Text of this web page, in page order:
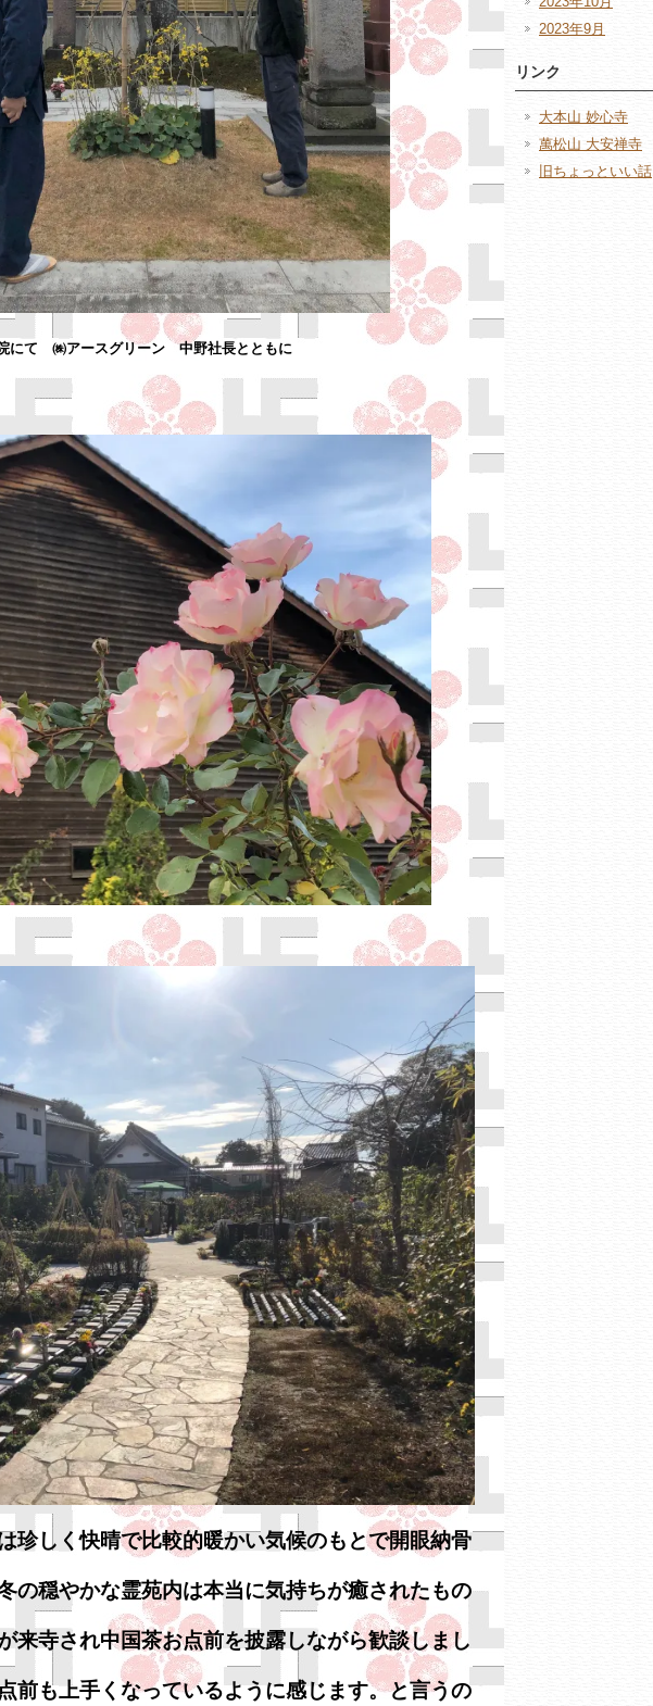
にて ㈱アースグリーン 中野社長とともに
珍しく快晴で比較的暖かい気候のもとで開眼納骨
の穏やかな霊苑内は本当に気持ちが癒されたもの
来寺され中国茶お点前を披露しながら歓談しまし
前も上手くなっているように感じます。と言うの
2023年9月
リンク
大本山 妙心寺
萬松山 大安禅寺
旧ちょっといい話